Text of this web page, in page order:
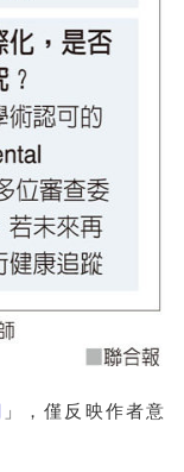
」，僅反映作者意